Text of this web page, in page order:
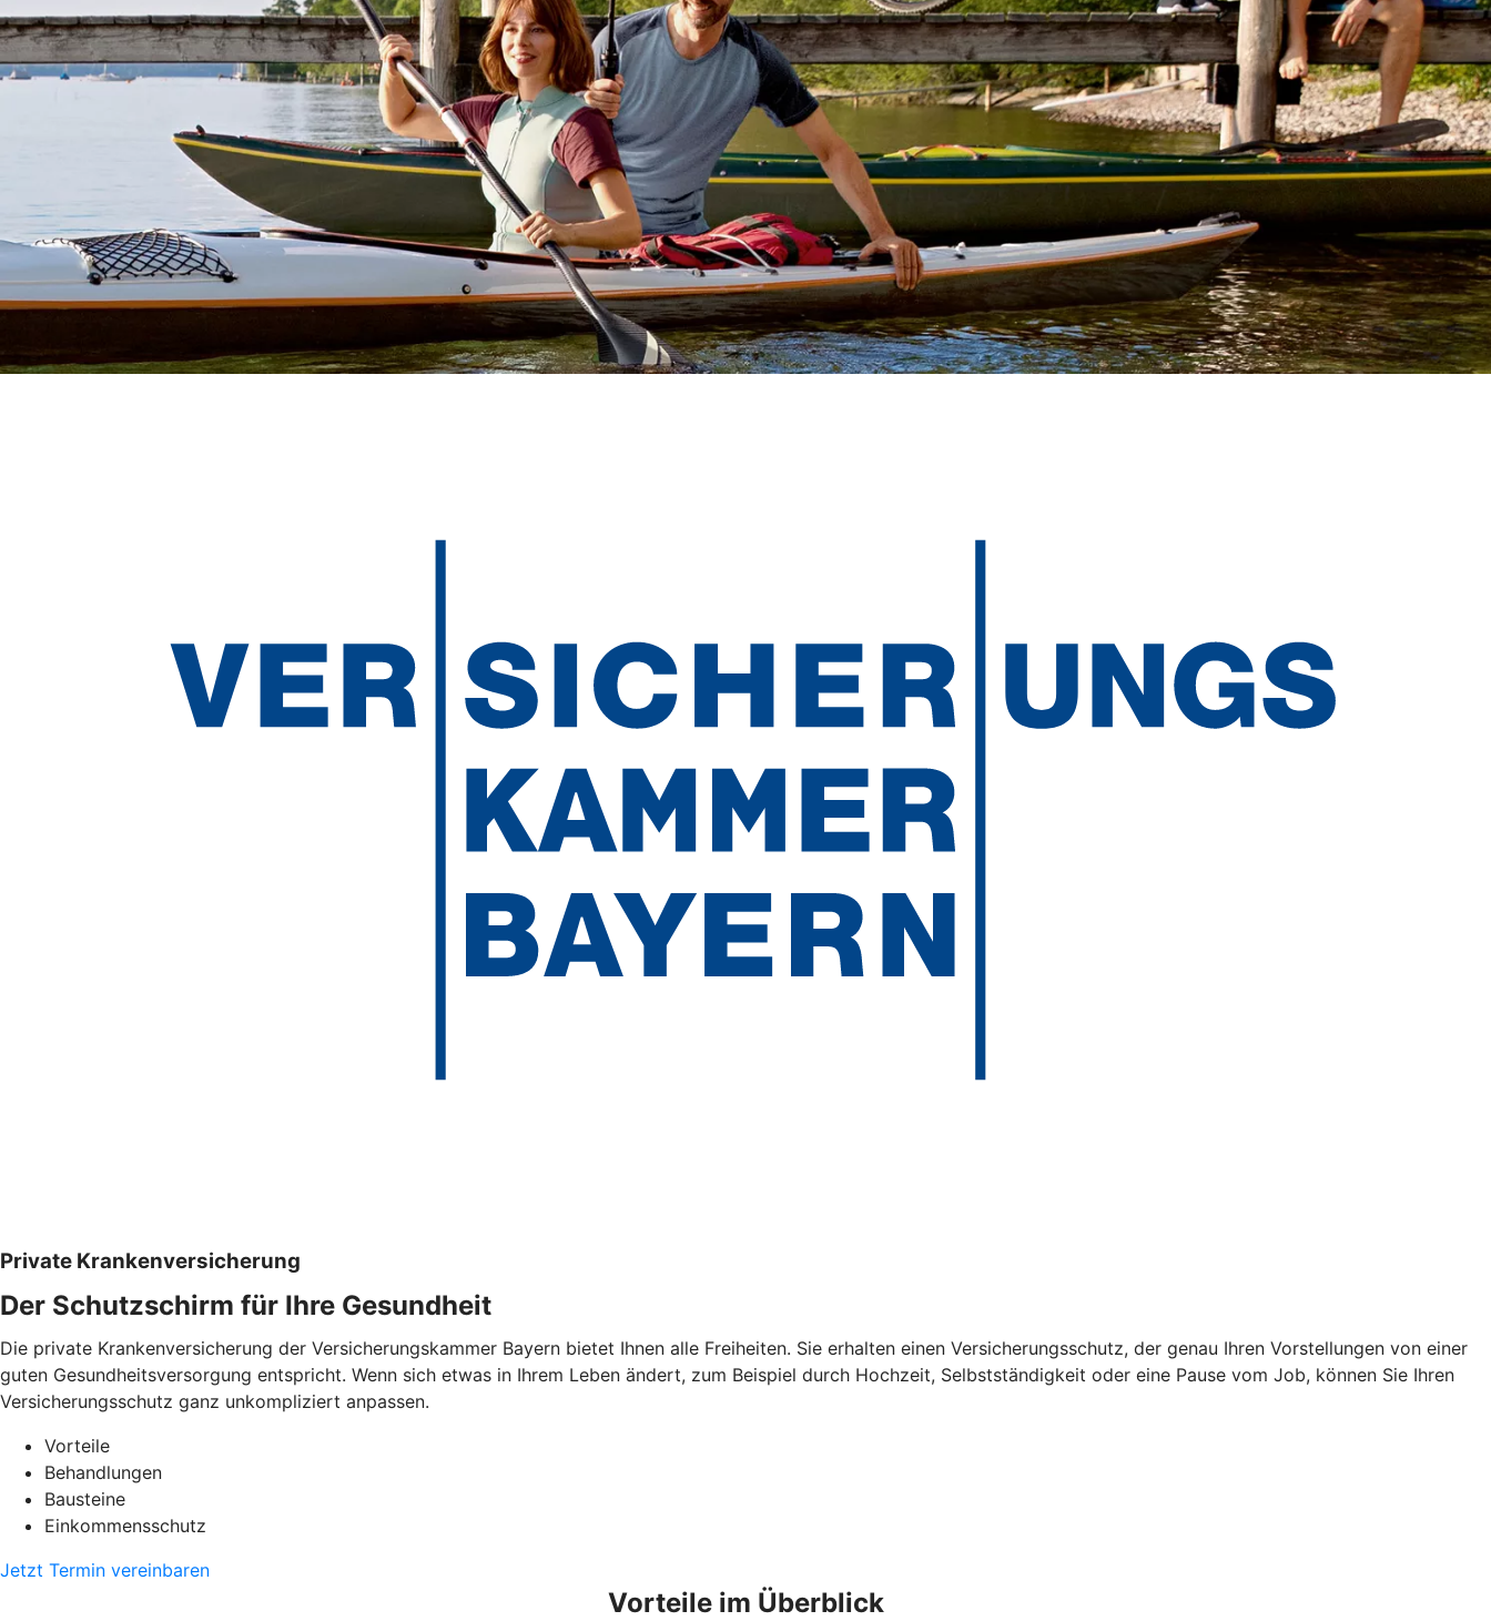
Private Krankenversicherung
Der Schutzschirm für Ihre Gesundheit
Die private Krankenversicherung der Versicherungskammer Bayern bietet Ihnen alle Freiheiten. Sie erhalten einen Versicherungsschutz, der genau Ihren Vorstellungen von einer
guten Gesundheitsversorgung entspricht. Wenn sich etwas in Ihrem Leben ändert, zum Beispiel durch Hochzeit, Selbstständigkeit oder eine Pause vom Job, können Sie Ihren
Versicherungsschutz ganz unkompliziert anpassen.
Vorteile
Behandlungen
Bausteine
Einkommensschutz
Jetzt Termin vereinbaren
Vorteile im Überblick